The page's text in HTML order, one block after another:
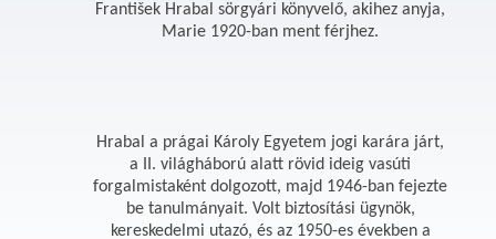
František Hrabal sörgyári könyvelő, akihez anyja,
Marie 1920-ban ment férjhez.
Hrabal a prágai Károly Egyetem jogi karára járt,
a II. világháború alatt rövid ideig vasúti
forgalmistaként dolgozott, majd 1946-ban fejezte
be tanulmányait. Volt biztosítási ügynök,
kereskedelmi utazó, és az 1950-es években a